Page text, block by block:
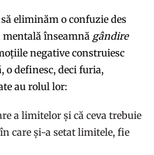
eliminăm o confuzie des
mentală înseamnă gândire
negative construiesc
o definesc, deci furia,
au rolul lor:
a limitelor și că ceva trebuie
care și-a setat limitele, fie